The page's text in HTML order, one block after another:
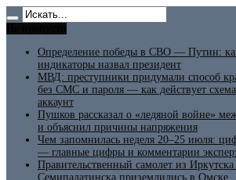
Определение победы в СВО — Путин:
индикаторы назвал президент
МВД: преступники придумали способ
без СМС и пароля — как действует
аккаунт
Пушков рассказал о «ледяной войне»
и объяснил причины напряжения
Чем запомнилась неделя 20–25 июля:
— главные цифры и комментарии
Правительственный самолет из
Семипалатинска приземлились в Омске